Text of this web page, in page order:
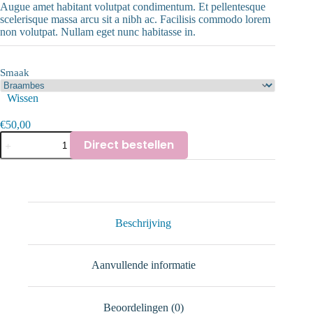
Augue amet habitant volutpat condimentum. Et pellentesque
scelerisque massa arcu sit a nibh ac. Facilisis commodo lorem
non volutpat. Nullam eget nunc habitasse in.
Smaak
Wissen
€50,00
Proteine
shakes
aantal
Direct bestellen
Beschrijving
Aanvullende informatie
Beoordelingen (0)